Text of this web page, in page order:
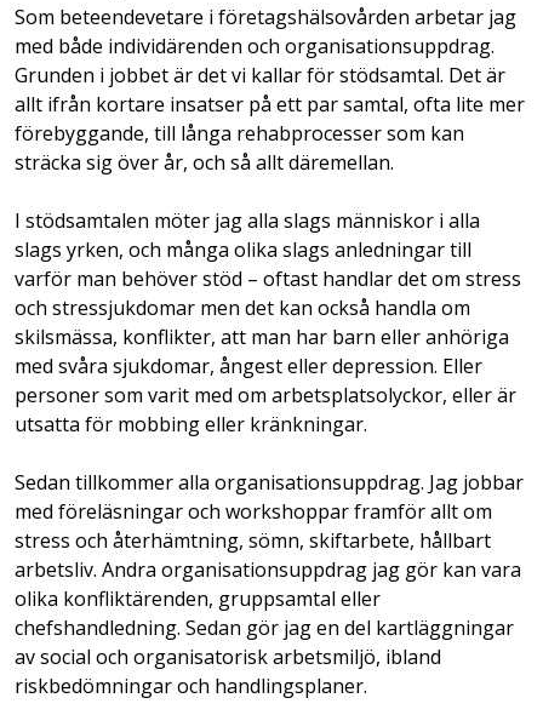
Som beteendevetare i företagshälsovården arbetar jag
med både individärenden och organisationsuppdrag.
Grunden i jobbet är det vi kallar för stödsamtal. Det är
allt ifrån kortare insatser på ett par samtal, ofta lite mer
förebyggande, till långa rehabprocesser som kan
sträcka sig över år, och så allt däremellan.
I stödsamtalen möter jag alla slags människor i alla
slags yrken, och många olika slags anledningar till
varför man behöver stöd – oftast handlar det om stress
och stressjukdomar men det kan också handla om
skilsmässa, konflikter, att man har barn eller anhöriga
med svåra sjukdomar, ångest eller depression. Eller
personer som varit med om arbetsplatsolyckor, eller är
utsatta för mobbing eller kränkningar.
Sedan tillkommer alla organisationsuppdrag. Jag jobbar
med föreläsningar och workshoppar framför allt om
stress och återhämtning, sömn, skiftarbete, hållbart
arbetsliv. Andra organisationsuppdrag jag gör kan vara
olika konfliktärenden, gruppsamtal eller
chefshandledning. Sedan gör jag en del kartläggningar
av social och organisatorisk arbetsmiljö, ibland
riskbedömningar och handlingsplaner.